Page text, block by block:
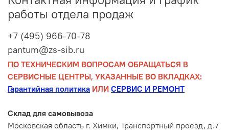
работы отдела продаж
+7 (495) 966-70-78
pantum@zs-sib.ru
ПО ТЕХНИЧЕСКИМ ВОПРОСАМ ОБРАЩАТЬСЯ В
СЕРВИСНЫЕ ЦЕНТРЫ, УКАЗАННЫЕ ВО ВКЛАДКАХ:
Гарантийная политика ИЛИ СЕРВИС И РЕМОНТ
Склад для самовывоза
Московская область г. Химки, Транспортный проезд, д.7